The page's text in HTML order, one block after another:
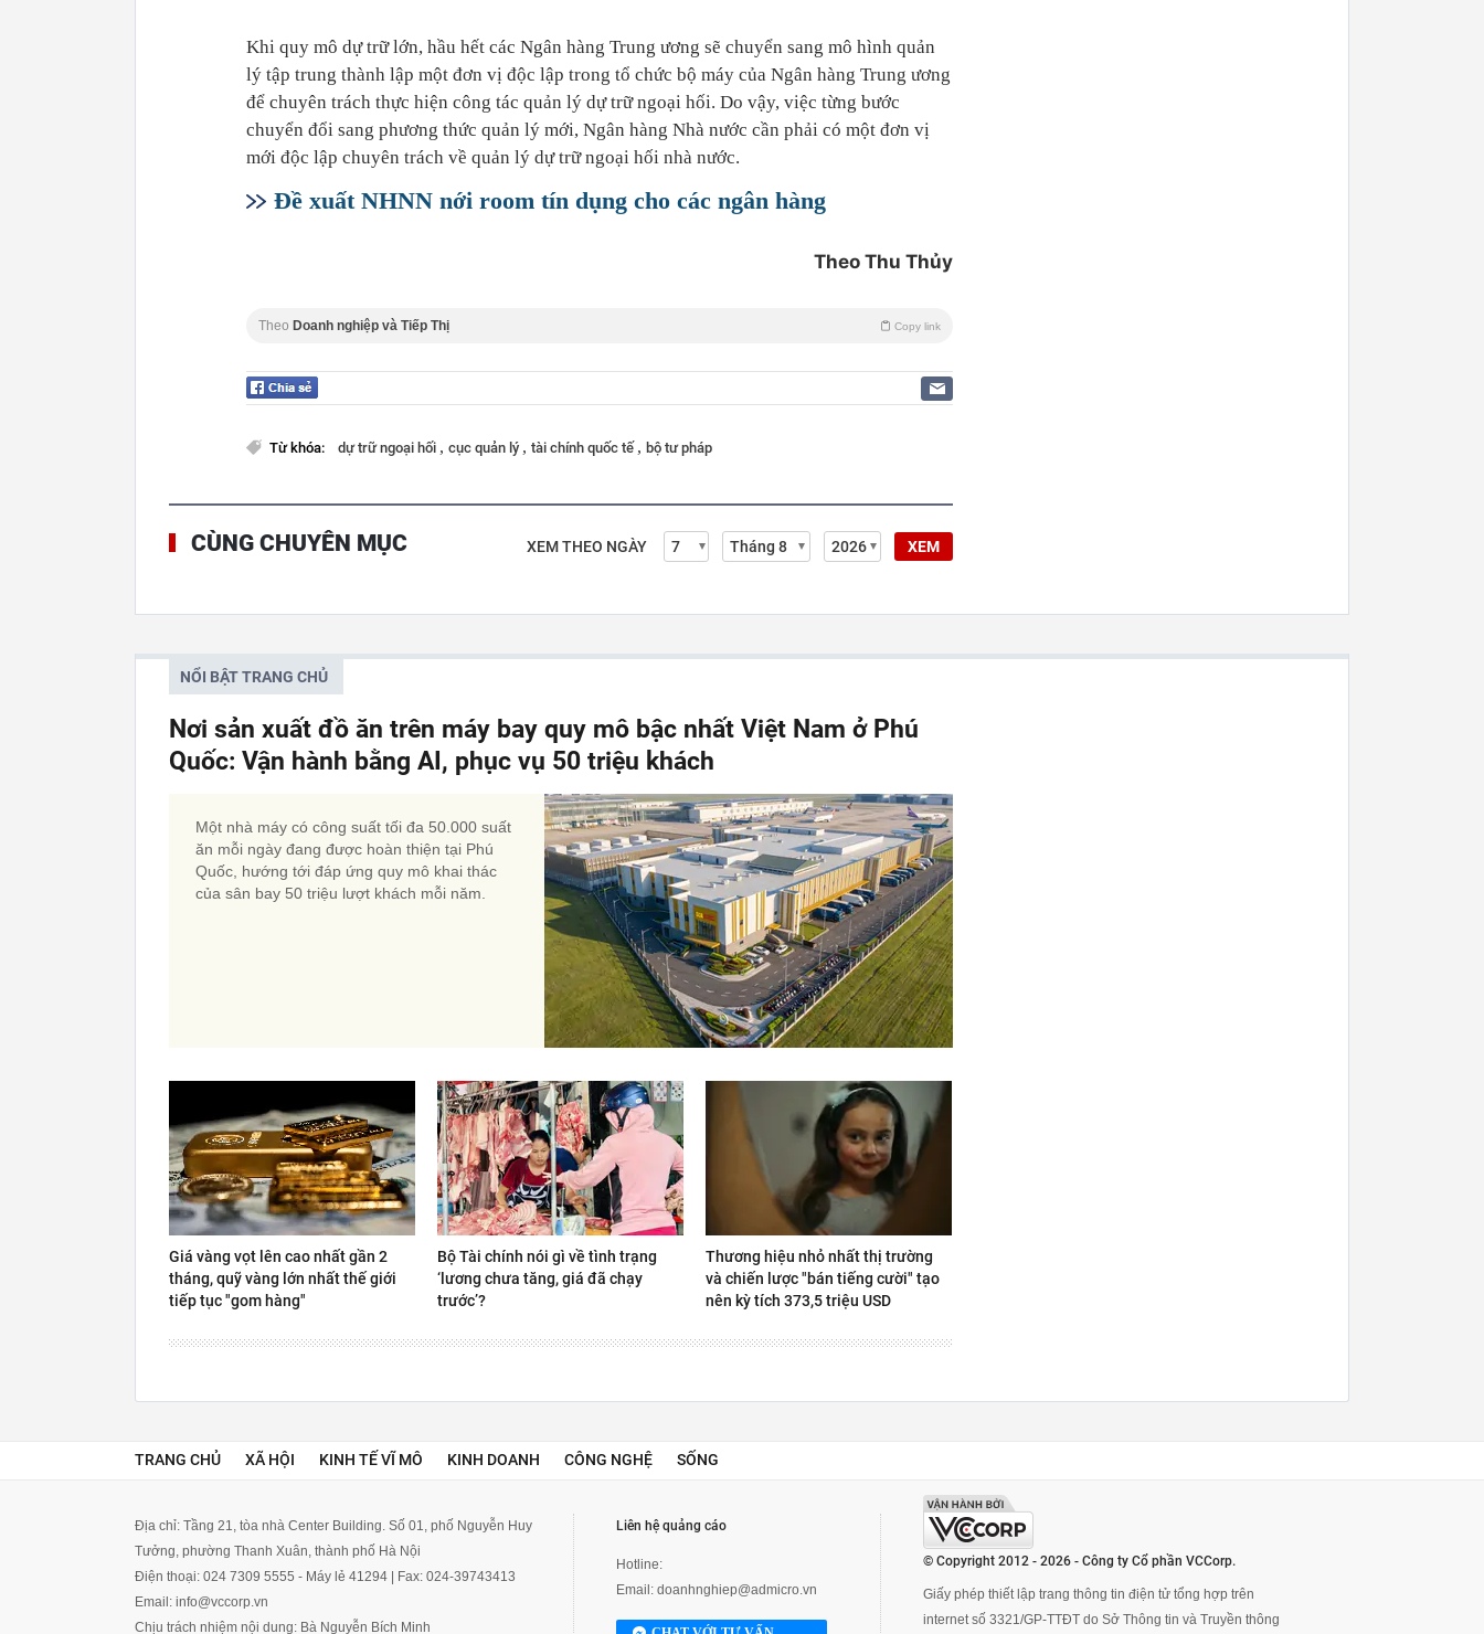
Khi quy mô dự trữ lớn, hầu hết các Ngân hàng Trung ương sẽ chuyển sang mô hình quản
lý tập trung thành lập một đơn vị độc lập trong tổ chức bộ máy của Ngân hàng Trung ương
để chuyên trách thực hiện công tác quản lý dự trữ ngoại hối. Do vậy, việc từng bước
chuyển đổi sang phương thức quản lý mới, Ngân hàng Nhà nước cần phải có một đơn vị
mới độc lập chuyên trách về quản lý dự trữ ngoại hối nhà nước.
Đề xuất NHNN nới room tín dụng cho các ngân hàng
Theo Thu Thủy
Theo Doanh nghiệp và Tiếp Thị Copy link
Từ khóa: dự trữ ngoại hối , cục quản lý , tài chính quốc tế , bộ tư pháp
CÙNG CHUYÊN MỤC XEM THEO NGÀY XEM
NỔI BẬT TRANG CHỦ
Nơi sản xuất đồ ăn trên máy bay quy mô bậc nhất Việt Nam ở Phú
Quốc: Vận hành bằng AI, phục vụ 50 triệu khách
Một nhà máy có công suất tối đa 50.000 suất
ăn mỗi ngày đang được hoàn thiện tại Phú
Quốc, hướng tới đáp ứng quy mô khai thác
của sân bay 50 triệu lượt khách mỗi năm.
Giá vàng vọt lên cao nhất gần 2
tháng, quỹ vàng lớn nhất thế giới
tiếp tục "gom hàng"
Bộ Tài chính nói gì về tình trạng
‘lương chưa tăng, giá đã chạy
trước’?
Thương hiệu nhỏ nhất thị trường
và chiến lược "bán tiếng cười" tạo
nên kỳ tích 373,5 triệu USD
TRANG CHỦ XÃ HỘI KINH TẾ VĨ MÔ KINH DOANH CÔNG NGHỆ SỐNG
Địa chỉ: Tầng 21, tòa nhà Center Building. Số 01, phố Nguyễn Huy
Tưởng, phường Thanh Xuân, thành phố Hà Nội
Điện thoại: 024 7309 5555 - Máy lẻ 41294 | Fax: 024-39743413
Email: info@vccorp.vn
Chịu trách nhiệm nội dung: Bà Nguyễn Bích Minh
Liên hệ quảng cáo
Hotline:
Email: doanhnghiep@admicro.vn
© Copyright 2012 - 2026 - Công ty Cổ phần VCCorp.
Giấy phép thiết lập trang thông tin điện tử tổng hợp trên
internet số 3321/GP-TTĐT do Sở Thông tin và Truyền thông